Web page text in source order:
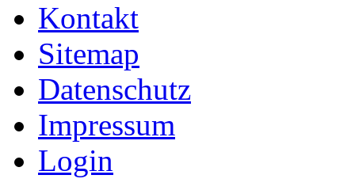
Kontakt
Sitemap
Datenschutz
Impressum
Login